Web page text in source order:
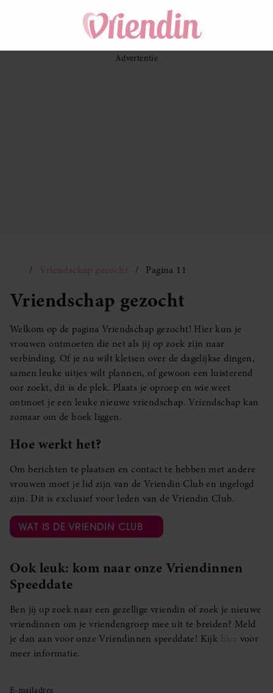
Vriendschap gezocht Pagina 11
Vriendschap gezocht
Welkom op de pagina Vriendschap gezocht! Hier kun je
vrouwen ontmoeten die net als jij op zoek zijn naar
verbinding. Of je nu wilt kletsen over de dagelijkse dingen,
samen leuke uitjes wilt plannen, of gewoon een luisterend
oor zoekt, dit is de plek. Plaats je oproep en wie weet
ontmoet je een leuke nieuwe vriendschap. Vriendschap kan
zomaar om de hoek liggen.
Hoe werkt het?
Om berichten te plaatsen en contact te hebben met andere
vrouwen moet je lid zijn van de Vriendin Club en ingelogd
zijn. Dit is exclusief voor leden van de Vriendin Club.
WAT IS DE VRIENDIN CLUB
Ook leuk: kom naar onze Vriendinnen
Speeddate
Ben jij op zoek naar een gezellige vriendin of zoek je nieuwe
vriendinnen om je vriendengroep mee uit te breiden? Meld
je dan aan voor onze Vriendinnen speeddate! Kijk hier voor
meer informatie.
E-mailadres